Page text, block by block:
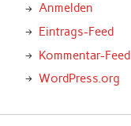
Anmelden
Eintrags-Feed
Kommentar-Feed
WordPress.org